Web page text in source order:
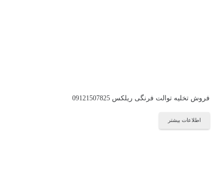
فروش تخلیه توالت فرنگی ریلکس 09121507825
اطلاعات بیشتر